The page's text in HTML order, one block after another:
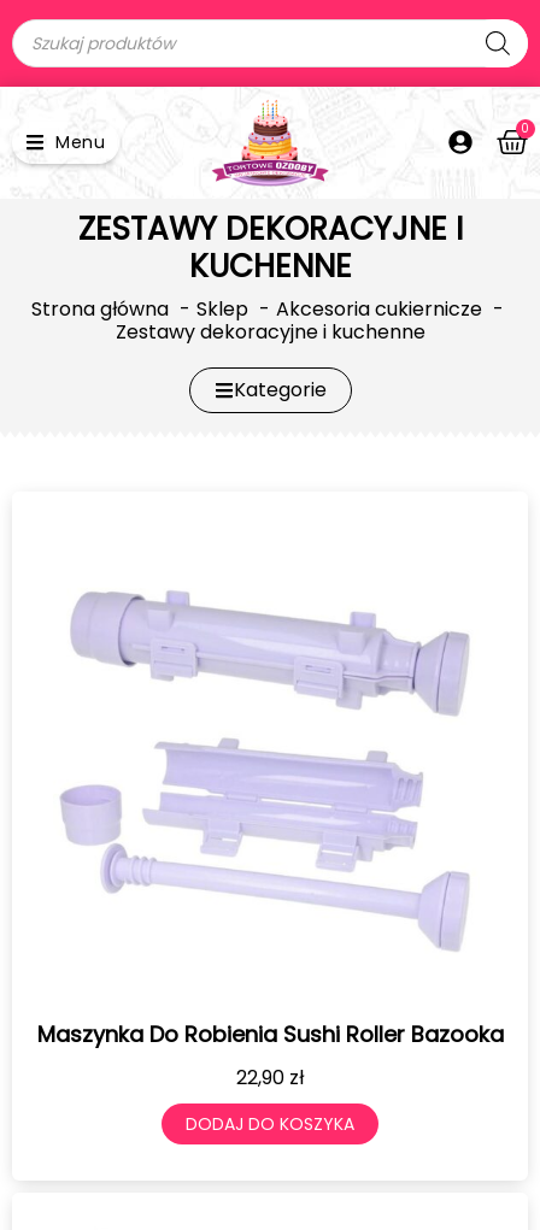
Menu
0
ZESTAWY DEKORACYJNE I
KUCHENNE
Strona główna Sklep
Akcesoria cukiernicze
Zestawy dekoracyjne i kuchenne
Kategorie
Maszynka Do Robienia Sushi Roller Bazooka
22,90 zł
DODAJ DO KOSZYKA